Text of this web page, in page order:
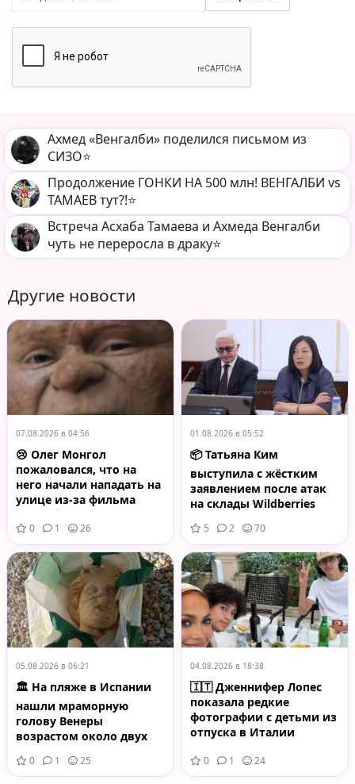
Ахмед «Венгалби» поделился письмом из
СИЗО⭐️
Продолжение ГОНКИ НА 500 млн! ВЕНГАЛБИ vs
ТАМАЕВ тут?!⭐️
Встреча Асхаба Тамаева и Ахмеда Венгалби
чуть не переросла в драку⭐️
Другие новости
07.08.2026 в 04:56
😢 Олег Монгол
пожаловался, что на
него начали нападать на
улице из-за фильма
«Колобок»
0 1 26
01.08.2026 в 05:52
📦 Татьяна Ким
выступила с жёстким
заявлением после атак
на склады Wildberries
5 2 70
05.08.2026 в 06:21
🏛️ На пляже в Испании
нашли мраморную
голову Венеры
возрастом около двух
0 1 25
04.08.2026 в 18:38
🇮🇹 Дженнифер Лопес
показала редкие
фотографии с детьми из
отпуска в Италии
0 1 24